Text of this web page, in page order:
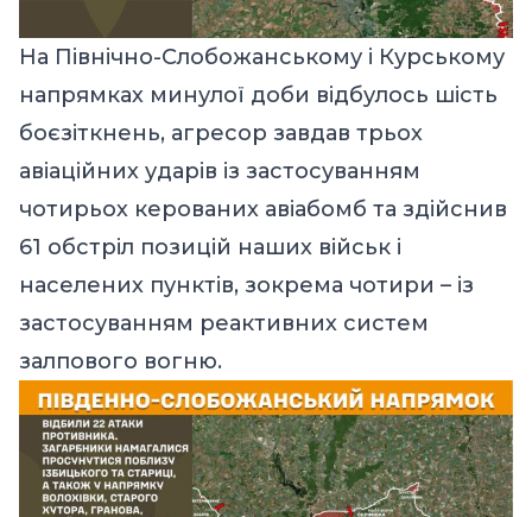
На Північно-Слобожанському і Курському
напрямках минулої доби відбулось шість
боєзіткнень, агресор завдав трьох
авіаційних ударів із застосуванням
чотирьох керованих авіабомб та здійснив
61 обстріл позицій наших військ і
населених пунктів, зокрема чотири – із
застосуванням реактивних систем
залпового вогню.